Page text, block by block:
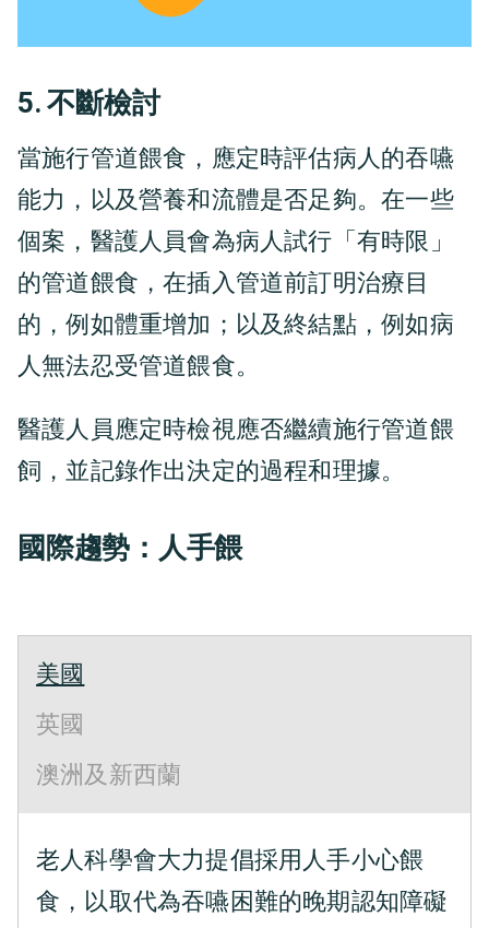
5. 不斷檢討
當施行管道餵食，應定時評估病人的吞嚥
能力，以及營養和流體是否足夠。在一些
個案，醫護人員會為病人試行「有時限」
的管道餵食，在插入管道前訂明治療目
的，例如體重增加；以及終結點，例如病
人無法忍受管道餵食。
醫護人員應定時檢視應否繼續施行管道餵
飼，並記錄作出決定的過程和理據。
國際趨勢：人手餵
美國
英國
澳洲及新西蘭
老人科學會大力提倡採用人手小心餵
食，以取代為吞嚥困難的晚期認知障礙